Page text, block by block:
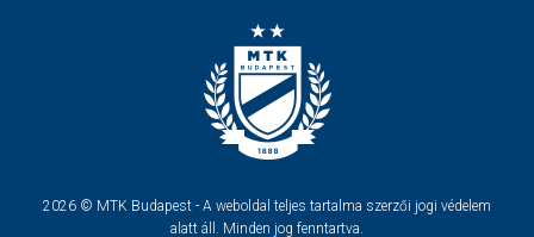
2026 © MTK Budapest - A weboldal teljes tartalma szerzői jogi védelem
alatt áll. Minden jog fenntartva.